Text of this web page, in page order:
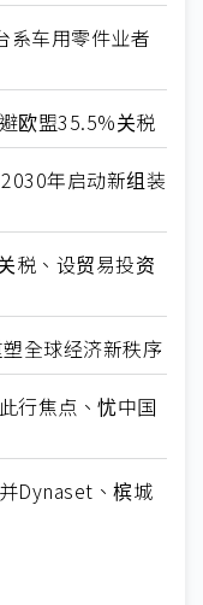
车用零件业者
欧盟35.5%关税
年启动新组装
税、设贸易投资
全球经济新秩序
行焦点、忧中国
Dynaset、槟城